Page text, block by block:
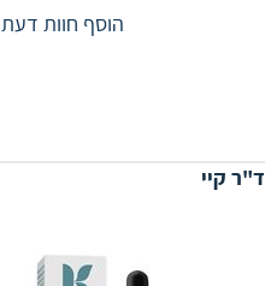
הוסף חוות דעת
ד"ר קיי